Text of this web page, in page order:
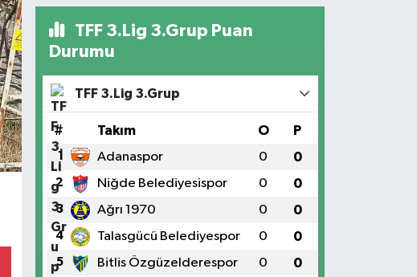
TFF 3.Lig 3.Grup Puan
Durumu
TFF 3.Lig 3.Grup
# Takım O P
1 Adanaspor 0 0
2 Niğde Belediyesispor 0 0
3 Ağrı 1970 0 0
4 Talasgücü Belediyespor 0 0
5 Bitlis Özgüzelderespor 0 0